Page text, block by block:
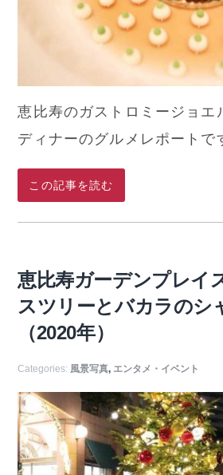
恵比寿のガストロミージョエ
ディナーのグルメレポート
この記事を読む
恵比寿ガーデンプレイ
スツリーとバカラのシ
（2020年）
Categories: 風景写真, エンタメ・イベント